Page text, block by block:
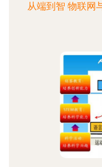
从端到智 物联网